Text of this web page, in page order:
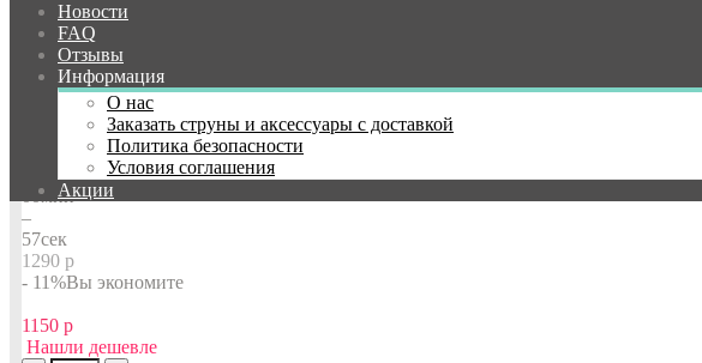
Новости
FAQ
Отзывы
Информация
О нас
Заказать струны и аксессуары с доставкой
Политика безопасности
Условия соглашения
Акции
Наличие:
SS277140Sw.p.
Успей купить!Акция закончится через:
00мин
–
56сек
1290 р
- 11%Вы экономите
1150 р
Нашли дешевле